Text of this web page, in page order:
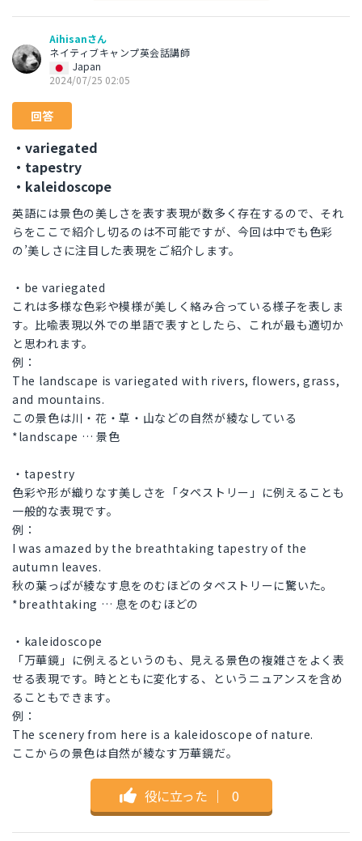
Aihisanさん
ネイティブキャンプ英会話講師
Japan
2024/07/25 02:05
回答
・variegated
・tapestry
・kaleidoscope
英語には景色の美しさを表す表現が数多く存在するので、それ
らをここで紹介し切るのは不可能ですが、今回は中でも色彩
の’美しさに注目した表現をご紹介します。
・be variegated
これは多様な色彩や模様が美しく絡み合っている様子を表しま
す。比喩表現以外での単語で表すとしたら、これが最も適切か
と思われます。
例：
The landscape is variegated with rivers, flowers, grass,
and mountains.
この景色は川・花・草・山などの自然が綾なしている
*landscape … 景色
・tapestry
色彩や形が織りなす美しさを「タペストリー」に例えることも
一般的な表現です。
例：
I was amazed by the breathtaking tapestry of the
autumn leaves.
秋の葉っぱが綾なす息をのむほどのタペストリーに驚いた。
*breathtaking … 息をのむほどの
・kaleidoscope
「万華鏡」に例えるというのも、見える景色の複雑さをよく表
せる表現です。時とともに変化する、というニュアンスを含め
ることもできます。
例：
The scenery from here is a kaleidoscope of nature.
ここからの景色は自然が綾なす万華鏡だ。
役に立った ｜ 0